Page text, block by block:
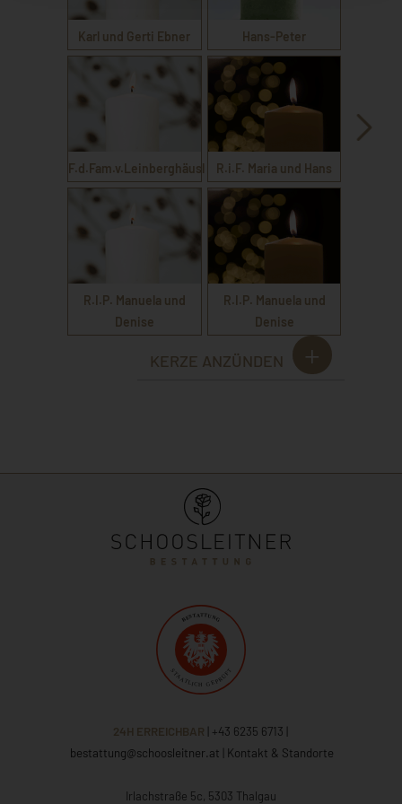
Karl und Gerti Ebner Hans-Peter
F.d.Fam.v.Leinberghäusl R.i.F. Maria und Hans
R.I.P. Manuela und
Denise
R.I.P. Manuela und
Denise
KERZE ANZÜNDEN
24H ERREICHBAR | +43 6235 6713
bestattung@schoosleitner.at
Kontakt & Standorte
Irlachstraße 5c, 5303 Thalgau